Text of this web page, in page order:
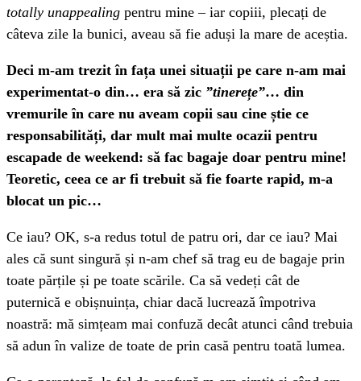
totally unappealing pentru mine – iar copiii, plecați de
câteva zile la bunici, aveau să fie aduși la mare de aceștia.
Deci m-am trezit în fața unei situații pe care n-am mai
experimentat-o din… era să zic ”tinerețe”… din
vremurile în care nu aveam copii sau cine știe ce
responsabilități, dar mult mai multe ocazii pentru
escapade de weekend: să fac bagaje doar pentru mine!
Teoretic, ceea ce ar fi trebuit să fie foarte rapid, m-a
blocat un pic…
Ce iau? OK, s-a redus totul de patru ori, dar ce iau? Mai
ales că sunt singură și n-am chef să trag eu de bagaje prin
toate părțile și pe toate scările. Ca să vedeți cât de
puternică e obișnuința, chiar dacă lucrează împotriva
noastră: mă simțeam mai confuză decât atunci când trebuia
să adun în valize de toate de prin casă pentru toată lumea.